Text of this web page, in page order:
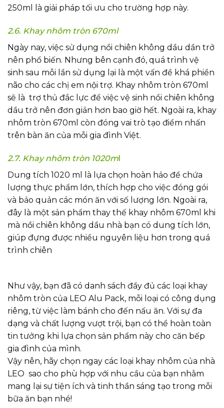
250ml là giải pháp tối ưu cho trường hợp này.
2.6. Khay nhôm tròn 670ml
Ngày nay, việc sử dụng nồi chiên không dầu dần trở
nên phổ biến. Nhưng bên cạnh đó, quá trình vệ
sinh sau mỗi lần sử dụng lại là một vấn đề khá phiền
não cho các chị em nội trợ. Khay nhôm tròn 670ml
sẽ là trợ thủ đắc lực để việc vệ sinh nồi chiên không
dầu trở nên đơn giản hơn bao giờ hết. Ngoài ra, khay
nhôm tròn 670ml còn đóng vai trò tạo điểm nhấn
trên bàn ăn của mỗi gia đình Việt.
2.7. Khay nhôm tròn 1020ml
Dung tích 1020 ml là lựa chọn hoàn hảo để chứa
lượng thực phẩm lớn, thích hợp cho việc đóng gói
và bảo quản các món ăn với số lượng lớn. Ngoài ra,
đây là một sản phẩm thay thế khay nhôm 670ml khi
mà nồi chiên không dầu nhà bạn có dung tích lớn,
giúp đựng được nhiều nguyên liệu hơn trong quá
trình chiên
Như vậy, bạn đã có danh sách đầy đủ các loại khay
nhôm tròn của LEO Alu Pack, mỗi loại có công dụng
riêng, từ việc làm bánh cho đến nấu ăn. Với sự đa
dạng và chất lượng vượt trội, bạn có thể hoàn toàn
tin tưởng khi lựa chọn sản phẩm này cho căn bếp
gia đình của mình.
Vậy nên, hãy chọn ngay các loại khay nhôm của nhà
LEO sao cho phù hợp với nhu cầu của bạn nhằm
mang lại sự tiện ích và tinh thần sáng tạo trong mỗi
bữa ăn bạn nhé!